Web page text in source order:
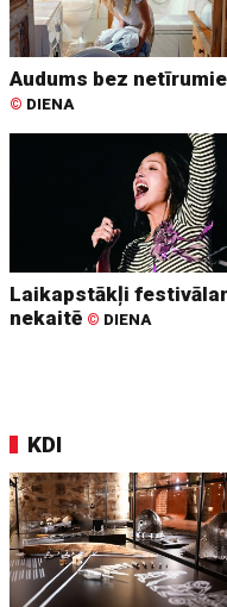
Audums bez
© DIENA
Laikapstākļi
nekaitē © DIENA
KDI